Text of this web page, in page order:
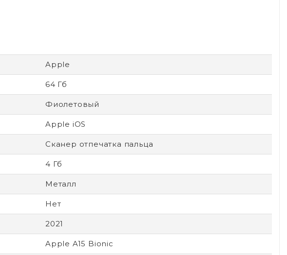
Apple
64 Гб
Фиолетовый
Apple iOS
Сканер отпечатка пальца
4 Гб
Металл
Нет
2021
Apple A15 Bionic